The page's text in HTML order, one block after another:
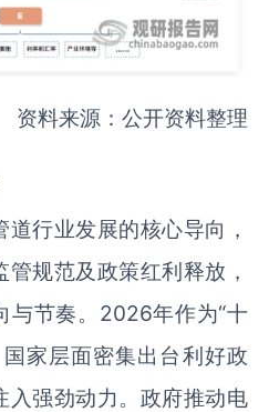
资料来源：公开资料整理
行业发展的核心导向，
规范及政策红利释放，
与节奏。2026年作为“十
家层面密集出台利好政
入强劲动力。政府推动电